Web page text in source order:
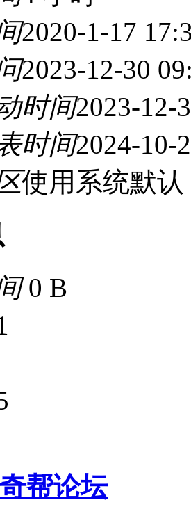
2020-1-17
2023-12-30
时间2023-12-
时间2024-10-
使用系统默认
0 B
帮论坛